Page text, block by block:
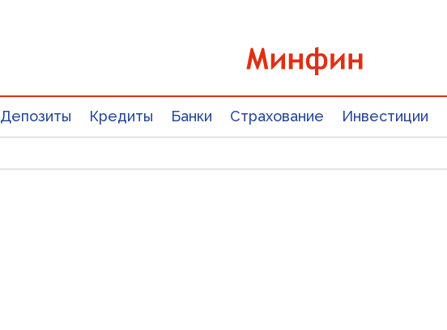
Депозиты Кредиты Банки Страхование Инвестиции